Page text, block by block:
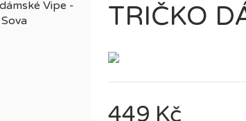
TRIČKO
449 Kč